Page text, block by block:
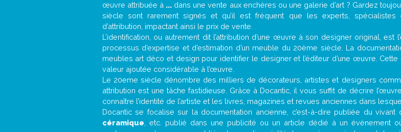
œuvre attribuée à ...dans une vente aux enchères ou une galerie d’art ? Gardez
siècle sont rarement signés et qu’il est fréquent que les experts, spécialistes
d’attribution, impactant ainsi le prix de vente.
L’identification, ou autrement dit l’attribution d’une œuvre à son designer original,
processus d’expertise et d’estimation d’un meuble du 20ème siècle. La
meubles art déco et design pour identifier le designer et l’éditeur d’une œuvre.
valeur ajoutée considérable à l’œuvre.
Le 20eme siècle dénombre des milliers de décorateurs, artistes et designers
attribution est une tâche fastidieuse. Grâce à Docantic, il vous suffit de décrire
connaître l’identité de l’artiste et les livres, magazines et revues anciennes dans
Docantic se focalise sur la documentation ancienne, c’est-à-dire publiée du vivant
céramique , etc. publié dans une publicité ou un article dédié à un évènement